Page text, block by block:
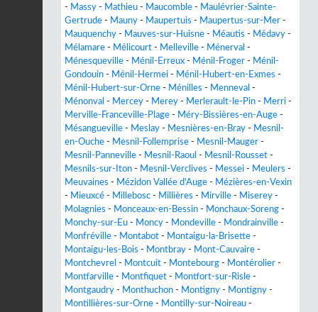
- Massy - Mathieu - Maucomble - Maulévrier-Sainte-
Gertrude - Mauny - Maupertuis - Maupertus-sur-Mer -
Mauquenchy - Mauves-sur-Huisne - Méautis - Médavy -
Mélamare - Mélicourt - Melleville - Ménerval -
Ménesqueville - Ménil-Erreux - Ménil-Froger - Ménil-
Gondouin - Ménil-Hermei - Ménil-Hubert-en-Exmes -
Ménil-Hubert-sur-Orne - Ménilles - Menneval -
Ménonval - Mercey - Merey - Merlerault-le-Pin - Merri -
Merville-Franceville-Plage - Méry-Bissières-en-Auge -
Mésangueville - Meslay - Mesnières-en-Bray - Mesnil-
en-Ouche - Mesnil-Follemprise - Mesnil-Mauger -
Mesnil-Panneville - Mesnil-Raoul - Mesnil-Rousset -
Mesnils-sur-Iton - Mesnil-Verclives - Messei - Meulers -
Meuvaines - Mézidon Vallée d'Auge - Mézières-en-Vexin
- Mieuxcé - Millebosc - Millières - Mirville - Miserey -
Molagnies - Monceaux-en-Bessin - Monchaux-Soreng -
Monchy-sur-Eu - Moncy - Mondeville - Mondrainville -
Monfréville - Montabot - Montaigu-la-Brisette -
Montaigu-les-Bois - Montbray - Mont-Cauvaire -
Montchevrel - Montcuit - Montebourg - Montérolier -
Montfarville - Montfiquet - Montfort-sur-Risle -
Montgaudry - Monthuchon - Montigny - Montigny -
Montillières-sur-Orne - Montilly-sur-Noireau -